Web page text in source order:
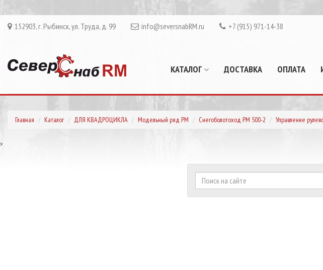
152903, г. Рыбинск, ул. Труда, д. 99 info@seversnabRM.ru +7 (915) 971-14-38
КАТАЛОГ ДОСТАВКА ОПЛАТА
Главная Каталог ДЛЯ КВАДРОЦИКЛА Модельный ряд РМ Снегоболотоход РМ 500-2 Управление
>